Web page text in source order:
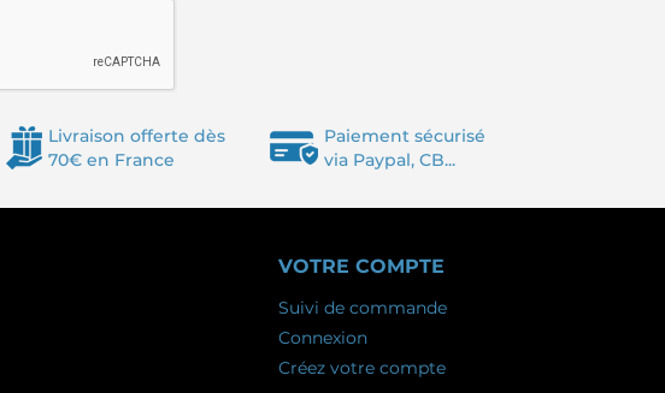
Livraison offerte dès
70€ en France
Paiement sécurisé
via Paypal, CB...
VOTRE COMPTE
Suivi de commande
Connexion
Créez votre compte